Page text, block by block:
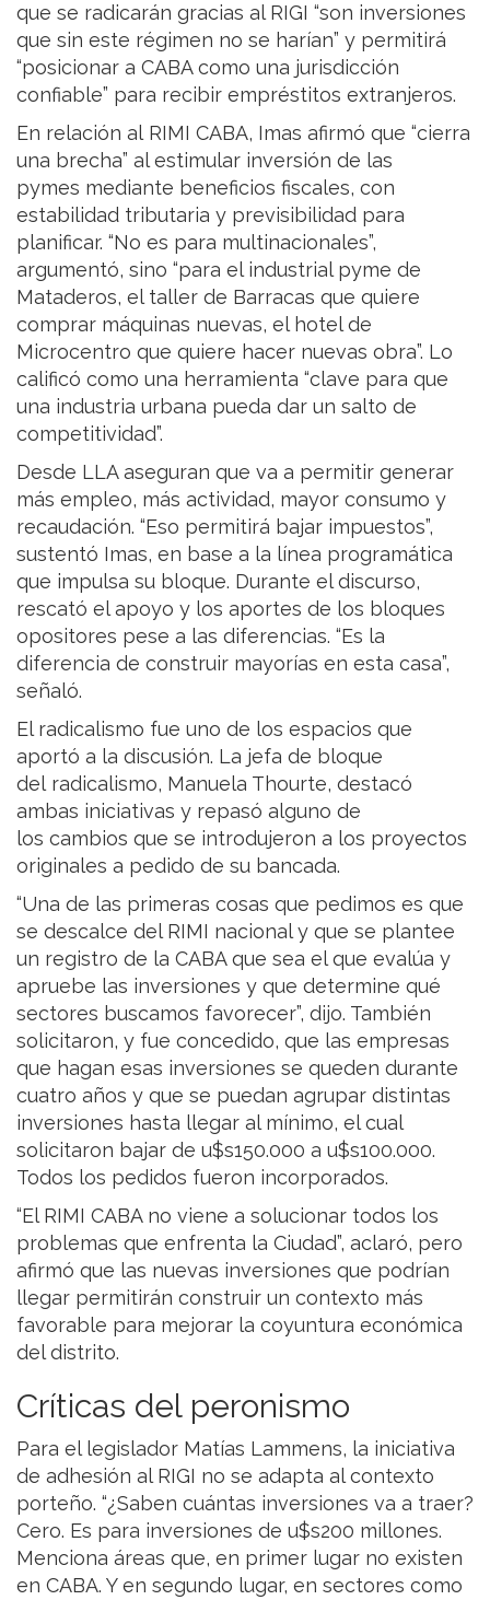
que se radicarán gracias al RIGI “son inversiones
que sin este régimen no se harían” y permitirá
“posicionar a CABA como una jurisdicción
confiable” para recibir empréstitos extranjeros.
En relación al RIMI CABA, Imas afirmó que “cierra
una brecha” al estimular inversión de las
pymes mediante beneficios fiscales, con
estabilidad tributaria y previsibilidad para
planificar. “No es para multinacionales”,
argumentó, sino “para el industrial pyme de
Mataderos, el taller de Barracas que quiere
comprar máquinas nuevas, el hotel de
Microcentro que quiere hacer nuevas obra”. Lo
calificó como una herramienta “clave para que
una industria urbana pueda dar un salto de
competitividad”.
Desde LLA aseguran que va a permitir generar
más empleo, más actividad, mayor consumo y
recaudación. “Eso permitirá bajar impuestos”,
sustentó Imas, en base a la línea programática
que impulsa su bloque. Durante el discurso,
rescató el apoyo y los aportes de los bloques
opositores pese a las diferencias. “Es la
diferencia de construir mayorías en esta casa”,
señaló.
El radicalismo fue uno de los espacios que
aportó a la discusión. La jefa de bloque
del radicalismo, Manuela Thourte, destacó
ambas iniciativas y repasó alguno de
los cambios que se introdujeron a los proyectos
originales a pedido de su bancada.
“Una de las primeras cosas que pedimos es que
se descalce del RIMI nacional y que se plantee
un registro de la CABA que sea el que evalúa y
apruebe las inversiones y que determine qué
sectores buscamos favorecer”, dijo. También
solicitaron, y fue concedido, que las empresas
que hagan esas inversiones se queden durante
cuatro años y que se puedan agrupar distintas
inversiones hasta llegar al mínimo, el cual
solicitaron bajar de u$s150.000 a u$s100.000.
Todos los pedidos fueron incorporados.
“El RIMI CABA no viene a solucionar todos los
problemas que enfrenta la Ciudad”, aclaró, pero
afirmó que las nuevas inversiones que podrían
llegar permitirán construir un contexto más
favorable para mejorar la coyuntura económica
del distrito.
Críticas del peronismo
Para el legislador Matías Lammens, la iniciativa
de adhesión al RIGI no se adapta al contexto
porteño. “¿Saben cuántas inversiones va a traer?
Cero. Es para inversiones de u$s200 millones.
Menciona áreas que, en primer lugar no existen
en CABA. Y en segundo lugar, en sectores como